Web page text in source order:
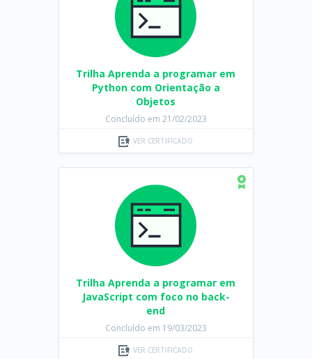
Trilha Aprenda a programar em
Python com Orientação a
Objetos
Concluído em 21/02/2023
VER CERTIFICADO
Trilha Aprenda a programar em
JavaScript com foco no back-
end
Concluído em 19/03/2023
VER CERTIFICADO